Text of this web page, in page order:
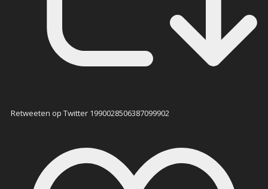
Retweeten op Twitter 1990028506387099902